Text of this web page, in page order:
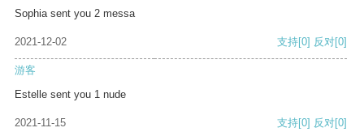
Sophia sent you 2 messa
2021-12-02 支持[0] 反对[0]
游客
Estelle sent you 1 nude
2021-11-15 支持[0] 反对[0]